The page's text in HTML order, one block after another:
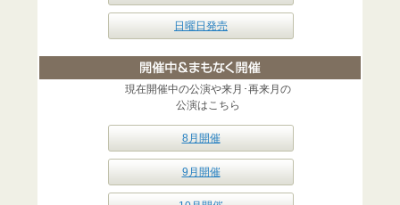
日曜日発売
現在開催中の公演や来月･再来月の
公演はこちら
8月開催
9月開催